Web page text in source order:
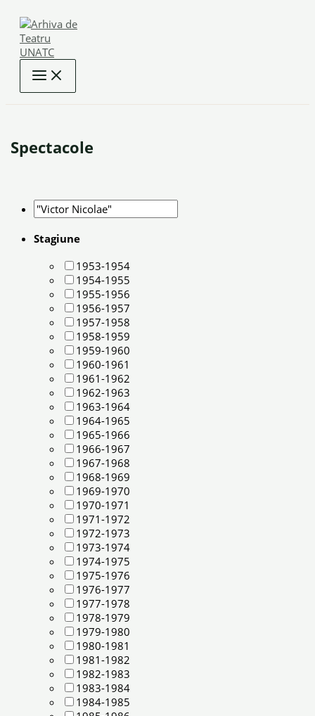
content
Spectacole
Stagiune
1953-1954
1954-1955
1955-1956
1956-1957
1957-1958
1958-1959
1959-1960
1960-1961
1961-1962
1962-1963
1963-1964
1964-1965
1965-1966
1966-1967
1967-1968
1968-1969
1969-1970
1970-1971
1971-1972
1972-1973
1973-1974
1974-1975
1975-1976
1976-1977
1977-1978
1978-1979
1979-1980
1980-1981
1981-1982
1982-1983
1983-1984
1984-1985